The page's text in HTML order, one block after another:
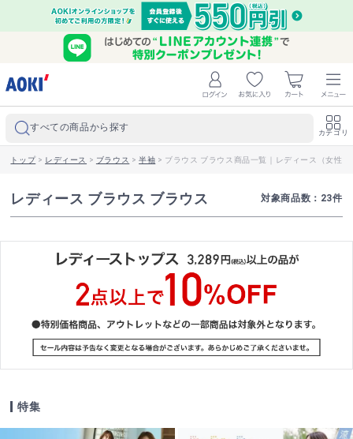
すべての商品から探す カテゴリ
トップ> レディース > ブラウス >半袖 > ブラウス ブラウス商品一覧｜レディース（女性）
レディース ブラウス ブラウス 対象商品数： 23件
特集